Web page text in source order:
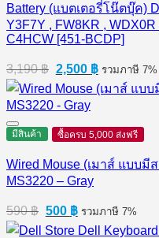
Battery (แบตเตอรี่โน๊ตบุ๊ค)
Y3F7Y , FW8KR ,
C4HCW [451-BCDP]
3,190฿ Original
price
was:
3,190 ฿.
2,500 ฿Current
price
is:
รวมภาษี 7%
มีสินค้า ซื้อครบ 5,000 ส่งฟรี
Wired Mouse (เมาส์ แบบมี
MS3220 – Gray
590฿ Original
price
was:
500 ฿Current
price
is:
รวมภาษี 7%